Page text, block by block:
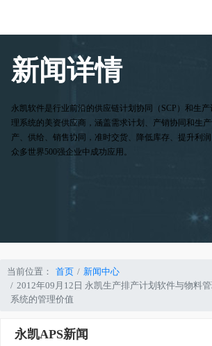
新闻详情
永凯软件是行业前沿的供应链计划协同（SCP）和生
理系统的美资供应商，涵盖需求计划、产销协同和生
产、供给、销售协同，准时交货、降低库存、提升利
众多世界500强企业中成功应用。
当前位置： 首页
新闻中心
2012年09月12日 永凯生产排产计划软件与物料
系统的管理价值
永凯APS新闻